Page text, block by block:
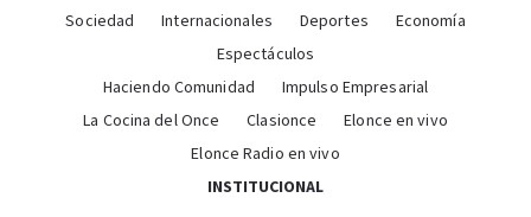
Sociedad
Internacionales Deportes
Economía
Espectáculos
Haciendo Comunidad
Impulso Empresarial
La Cocina del Once
Clasionce
Elonce en vivo
Elonce Radio en vivo
INSTITUCIONAL